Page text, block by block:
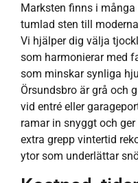
Marksten finns i
tumlad sten till
Vi hjälper dig välja
som harmonierar med
som minskar synliga
Örsundsbro är grå och
vid entré eller
ramar in snyggt och
extra grepp vintertid
ytor som underlättar